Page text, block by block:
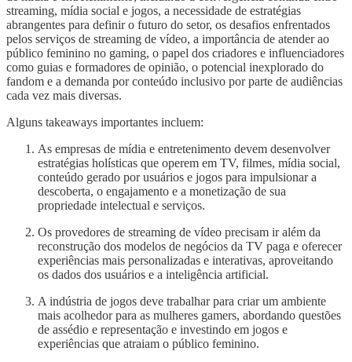
streaming, mídia social e jogos, a necessidade de estratégias
abrangentes para definir o futuro do setor, os desafios enfrentados
pelos serviços de streaming de vídeo, a importância de atender ao
público feminino no gaming, o papel dos criadores e influenciadores
como guias e formadores de opinião, o potencial inexplorado do
fandom e a demanda por conteúdo inclusivo por parte de audiências
cada vez mais diversas.
Alguns takeaways importantes incluem:
As empresas de mídia e entretenimento devem desenvolver
estratégias holísticas que operem em TV, filmes, mídia social,
conteúdo gerado por usuários e jogos para impulsionar a
descoberta, o engajamento e a monetização de sua
propriedade intelectual e serviços.
Os provedores de streaming de vídeo precisam ir além da
reconstrução dos modelos de negócios da TV paga e oferecer
experiências mais personalizadas e interativas, aproveitando
os dados dos usuários e a inteligência artificial.
A indústria de jogos deve trabalhar para criar um ambiente
mais acolhedor para as mulheres gamers, abordando questões
de assédio e representação e investindo em jogos e
experiências que atraiam o público feminino.